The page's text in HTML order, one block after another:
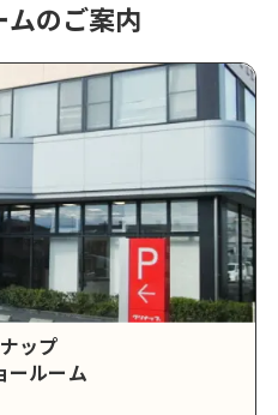
ムのご案内
ップ
ールーム